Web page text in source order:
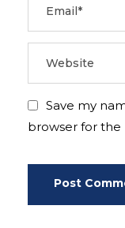
Save my
browser for